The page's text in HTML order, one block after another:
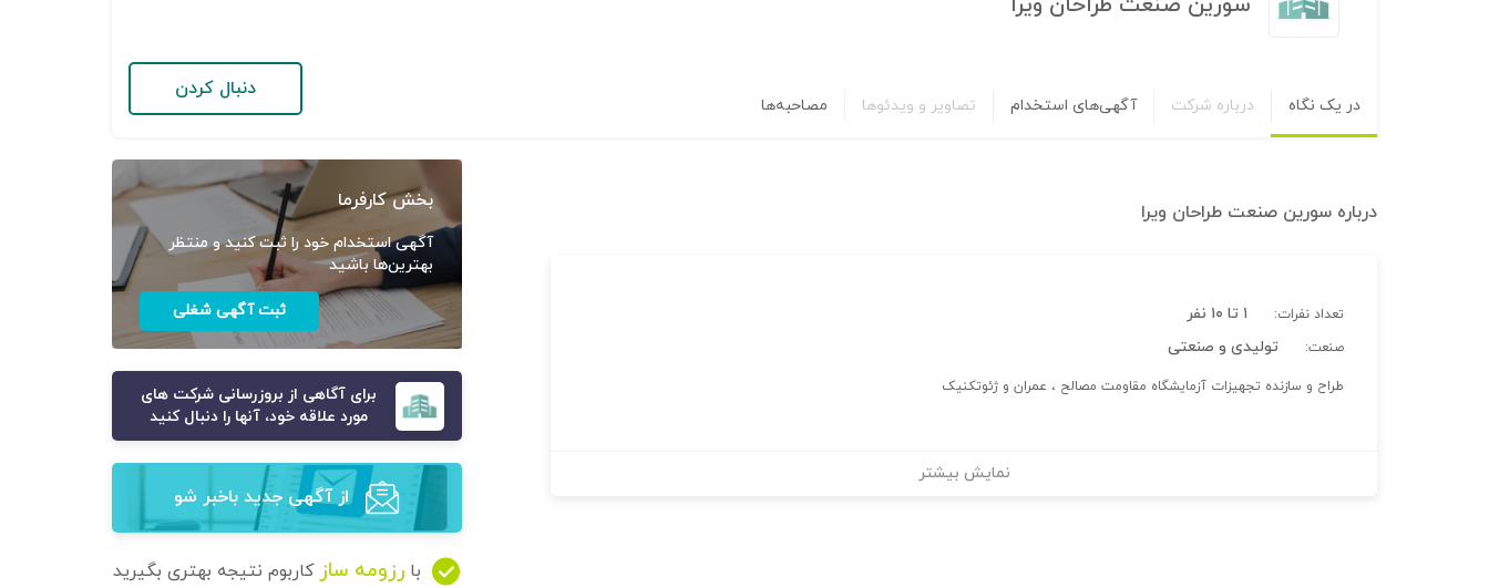
در یک نگاه درباره شرکت آگهی‌های استخدام تصاویر و ویدئوها مصاحبه‌ها
دنبال کردن
درباره سورين صنعت طراحان ويرا
تعداد نفرات: ۱ تا ۱۰ نفر
صنعت: تولیدی و صنعتی
طراح و سازنده تجهیزات آزمایشگاه مقاومت مصالح ، عمران و ژئوتکنیک
نمایش بیشتر
بخش کارفرما
آگهی استخدام خود را ثبت کنید و منتظر
بهترین‌ها باشید
ثبت آگهی شغلی
برای آگاهی از بروزرسانی شرکت های
مورد علاقه خود، آنها را دنبال کنید
از آگهی‌ جدید باخبر شو
با رزومه ساز کاربوم نتیجه بهتری بگیرید